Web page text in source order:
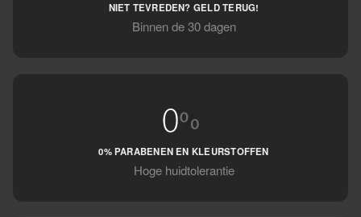
NIET TEVREDEN? GELD TERUG!
Binnen de 30 dagen
0% PARABENEN EN KLEURSTOFFEN
Hoge huidtolerantie